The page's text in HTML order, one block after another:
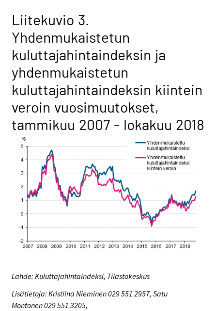
Liitekuvio 3.
Yhdenmukaistetun
kuluttajahintaindeksin ja
yhdenmukaistetun
kuluttajahintaindeksin kiintein
veroin vuosimuutokset,
tammikuu 2007 - lokakuu 2018
Lähde: Kuluttajahintaindeksi, Tilastokeskus
Lisätietoja: Kristiina Nieminen 029 551 2957, Satu
Montonen 029 551 3205,